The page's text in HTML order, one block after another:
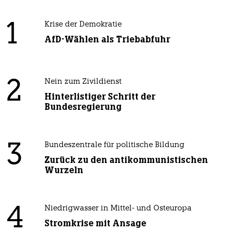
1 Krise der Demokratie
AfD-Wählen als Triebabfuhr
2 Nein zum Zivildienst
Hinterlistiger Schritt der
Bundesregierung
3 Bundeszentrale für politische Bildung
Zurück zu den antikommunistischen
Wurzeln
4 Niedrigwasser in Mittel- und Osteuropa
Stromkrise mit Ansage